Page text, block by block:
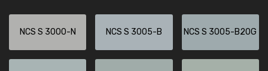
NCS S 3000-N NCS S 3005-B NCS S 3005-B20G